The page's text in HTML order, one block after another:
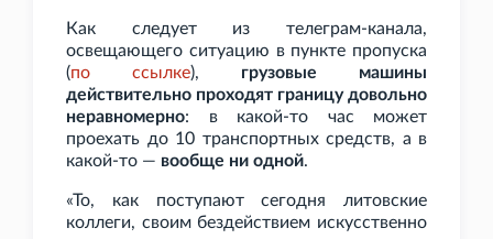
Как следует из телеграм-канала,
освещающего ситуацию в пункте пропуска
(по ссылке), грузовые машины
действительно проходят границу довольно
неравномерно: в какой-то час может
проехать до 10 транспортных средств, а в
какой-то — вообще ни одной.
«То, как поступают сегодня литовские
коллеги, своим бездействием искусственно